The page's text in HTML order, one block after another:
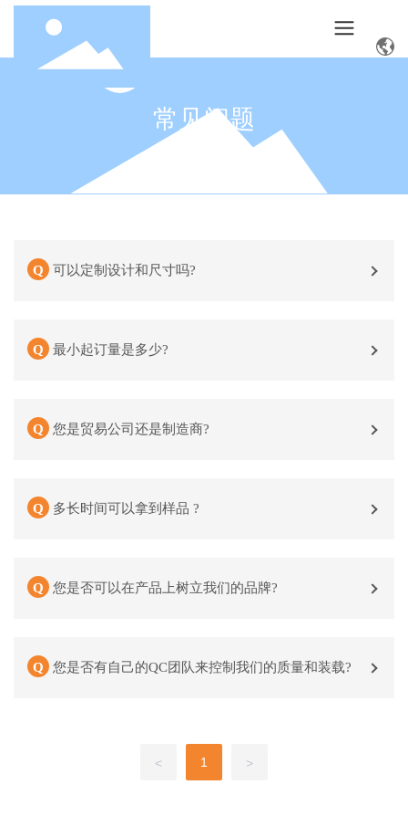
常见问题
可以定制设计和尺寸吗?
最小起订量是多少?
您是贸易公司还是制造商?
多长时间可以拿到样品 ?
您是否可以在产品上树立我们的品牌?
您是否有自己的QC团队来控制我们的质量和装载?
< 1 >